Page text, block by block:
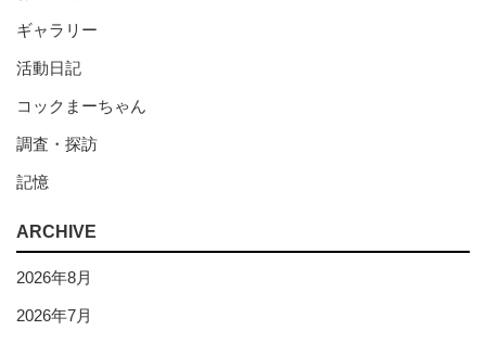
ギャラリー
活動日記
コックまーちゃん
調査・探訪
記憶
ARCHIVE
2026年8月
2026年7月